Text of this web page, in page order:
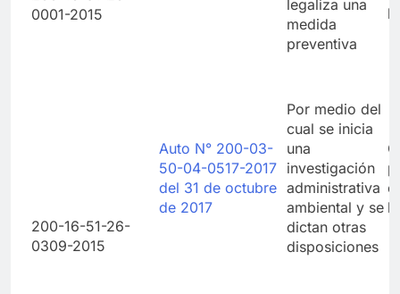
0001-2015
legaliza una
medida
preventiva
200-16-51-26-
0309-2015
Auto N° 200-03-
50-04-0517-2017
del 31 de octubre
de 2017
Por medio del
cual se inicia
una
investigación
administrativa
ambiental y se
dictan otras
disposiciones